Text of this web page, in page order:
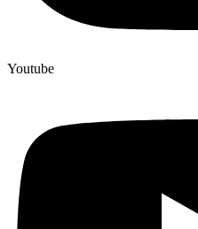
Youtube